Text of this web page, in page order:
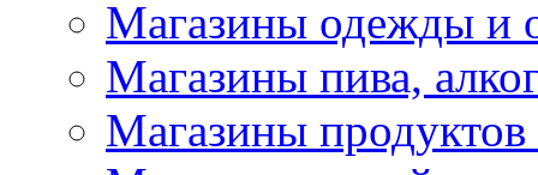
Магазины одежды и
Магазины пива,
Магазины продуктов